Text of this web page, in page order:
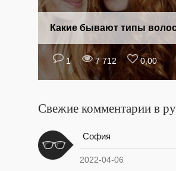
1 7 712 0,00
Какие бывают типы
Свежие комментарии в
София
2022-04-06